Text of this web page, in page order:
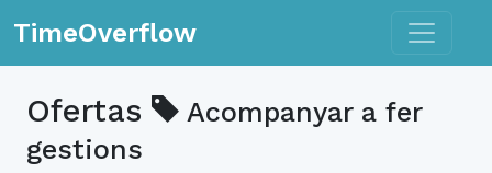
TimeOverflow Toggle
Ofertas
Acompanyar a fer
gestions